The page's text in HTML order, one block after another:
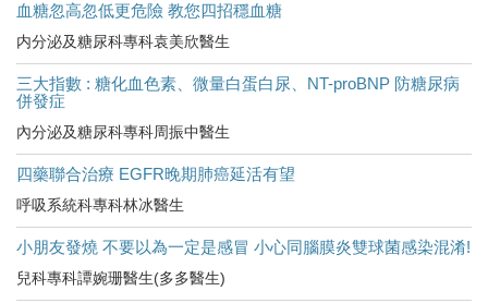
血糖忽高忽低更危險 教您四招穩血糖
内分泌及糖尿科專科袁美欣醫生
三大指數 : 糖化血色素、微量白蛋白尿、NT-proBNP 防糖尿病
併發症
內分泌及糖尿科專科周振中醫生
四藥聯合治療 EGFR晚期肺癌延活有望
呼吸系統科專科林冰醫生
小朋友發燒 不要以為一定是感冒 小心同腦膜炎雙球菌感染混淆!
兒科專科譚婉珊醫生(多多醫生)